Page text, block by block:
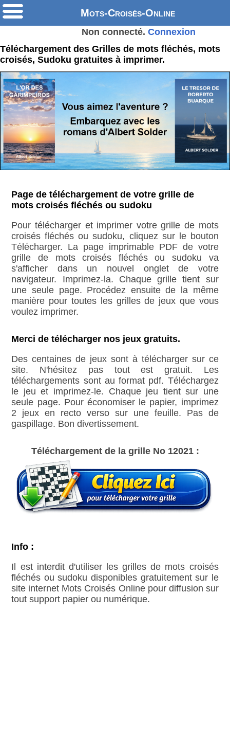
Mots-Croisés-Online
Non connecté. Connexion
Téléchargement des Grilles de mots fléchés, mots
croisés, Sudoku gratuites à imprimer.
Page de téléchargement de votre grille de
mots croisés fléchés ou sudoku
Pour télécharger et imprimer votre grille de mots
croisés fléchés ou sudoku, cliquez sur le bouton
Télécharger. La page imprimable PDF de votre
grille de mots croisés fléchés ou sudoku va
s'afficher dans un nouvel onglet de votre
navigateur. Imprimez-la. Chaque grille tient sur
une seule page. Procédez ensuite de la même
manière pour toutes les grilles de jeux que vous
voulez imprimer.
Merci de télécharger nos jeux gratuits.
Des centaines de jeux sont à télécharger sur ce
site. N'hésitez pas tout est gratuit. Les
téléchargements sont au format pdf. Téléchargez
le jeu et imprimez-le. Chaque jeu tient sur une
seule page. Pour économiser le papier, imprimez
2 jeux en recto verso sur une feuille. Pas de
gaspillage. Bon divertissement.
Téléchargement de la grille No 12021 :
Info :
Il est interdit d'utiliser les grilles de mots croisés
fléchés ou sudoku disponibles gratuitement sur le
site internet Mots Croisés Online pour diffusion sur
tout support papier ou numérique.